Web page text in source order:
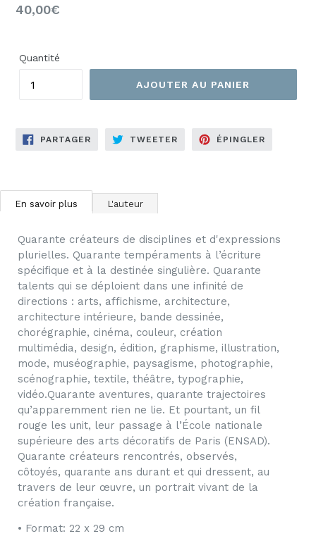
régulier
40,00€
Quantité
AJOUTER AU PANIER
PARTAGERPARTAGERTWEETER TWEETERÉPINGLER
En savoir plus L'auteur
Quarante créateurs de disciplines et d'expressions
plurielles. Quarante tempéraments à l’écriture
spécifique et à la destinée singulière. Quarante
talents qui se déploient dans une infinité de
directions : arts, affichisme, architecture,
architecture intérieure, bande dessinée,
chorégraphie, cinéma, couleur, création
multimédia, design, édition, graphisme, illustration,
mode, muséographie, paysagisme, photographie,
scénographie, textile, théâtre, typographie,
vidéo.Quarante aventures, quarante trajectoires
qu’apparemment rien ne lie. Et pourtant, un fil
rouge les unit, leur passage à l’École nationale
supérieure des arts décoratifs de Paris (ENSAD).
Quarante créateurs rencontrés, observés,
côtoyés, quarante ans durant et qui dressent, au
travers de leur œuvre, un portrait vivant de la
création française.
• Format: 22 x 29 cm